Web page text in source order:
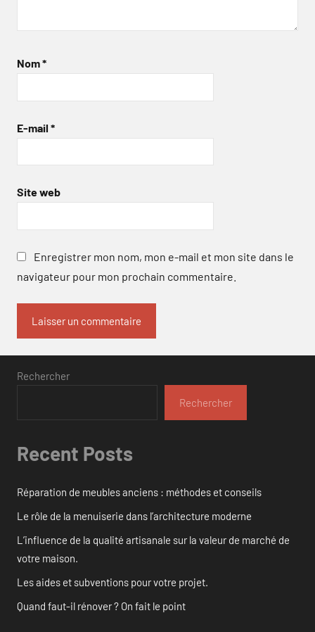
Nom*
E-mail *
Site web
Enregistrer mon nom, mon e-mail et mon site dans le
navigateur pour mon prochain commentaire.
Rechercher
Rechercher
Recent Posts
Réparation de meubles anciens : méthodes et conseils
Le rôle de la menuiserie dans l’architecture moderne
L’influence de la qualité artisanale sur la valeur de marché de
votre maison.
Les aides et subventions pour votre projet.
Quand faut-il rénover ? On fait le point